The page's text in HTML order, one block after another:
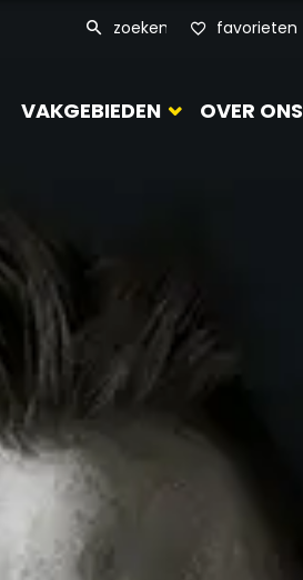
favorieten
VAKGEBIEDEN OVER ONS